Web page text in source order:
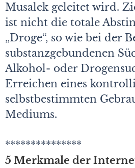
Musalek geleitet wird.
ist nicht die totale
„Droge“, so wie bei der
substanzgebundenen
Alkohol- oder
Erreichen eines
selbstbestimmten
Mediums.
***************
5 Merkmale der